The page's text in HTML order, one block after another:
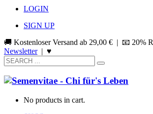
LOGIN
SIGN UP
🚚 Kostenloser Versand ab 29,00 € | 📧 20%
Newsletter| ♥
No products in cart.